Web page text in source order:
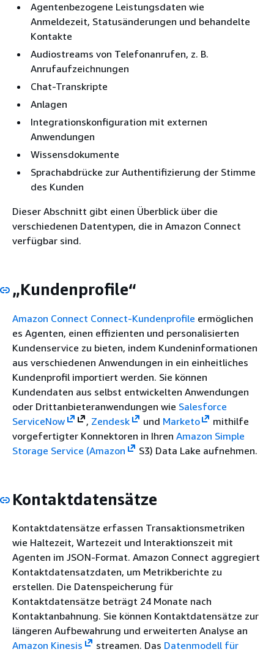
Agentenbezogene Leistungsdaten wie
Anmeldezeit, Statusänderungen und behandelte
Kontakte
Audiostreams von Telefonanrufen, z. B.
Anrufaufzeichnungen
Chat-Transkripte
Anlagen
Integrationskonfiguration mit externen
Anwendungen
Wissensdokumente
Sprachabdrücke zur Authentifizierung der Stimme
des Kunden
Dieser Abschnitt gibt einen Überblick über die
verschiedenen Datentypen, die in Amazon Connect
verfügbar sind.
„Kundenprofile“
Amazon Connect Connect-Kundenprofile ermöglichen
es Agenten, einen effizienten und personalisierten
Kundenservice zu bieten, indem Kundeninformationen
aus verschiedenen Anwendungen in ein einheitliches
Kundenprofil importiert werden. Sie können
Kundendaten aus selbst entwickelten Anwendungen
oder Drittanbieteranwendungen wie Salesforce
ServiceNow
, Zendesk und Marketo
mithilfe
vorgefertigter Konnektoren in Ihren Amazon Simple
Storage Service (Amazon
S3) Data Lake aufnehmen.
Kontaktdatensätze
Kontaktdatensätze erfassen Transaktionsmetriken
wie Haltezeit, Wartezeit und Interaktionszeit mit
Agenten im JSON-Format. Amazon Connect aggregiert
Kontaktdatensatzdaten, um Metrikberichte zu
erstellen. Die Datenspeicherung für
Kontaktdatensätze beträgt 24 Monate nach
Kontaktanbahnung. Sie können Kontaktdatensätze zur
längeren Aufbewahrung und erweiterten Analyse an
Amazon Kinesis
streamen. Das Datenmodell für